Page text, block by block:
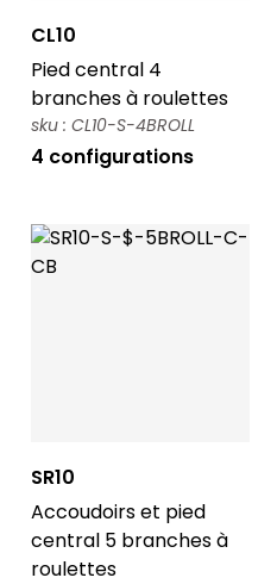
CL10
Pied central 4
branches à roulettes
sku : CL10-S-4BROLL
4 configurations
SR10
Accoudoirs et pied
central 5 branches à
roulettes